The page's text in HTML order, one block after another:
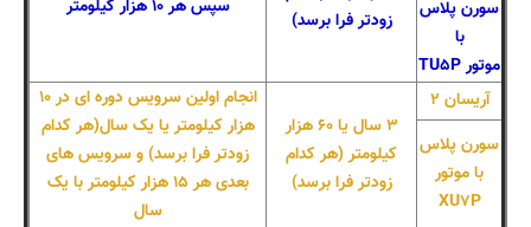
زودتر فرا برسد)
سپس هر ۱۰ هزار کیلومتر
سورن پلاس
با
موتور TU۵P
آریسان ۲
۳ سال یا ۶۰ هزار
کیلومتر (هر کدام
زودتر فرا برسد)
انجام اولین سرویس دوره ای در ۱۰
هزار کیلومتر یا یک سال(هر کدام
زودتر فرا برسد) و سرویس های
بعدی هر ۱۵ هزار کیلومتر با یک
سال
سورن پلاس
با موتور
XU۷P